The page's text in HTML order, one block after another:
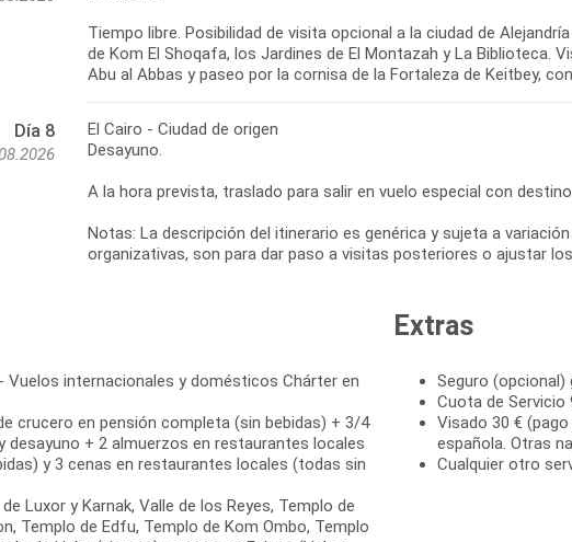
Tiempo libre. Posibilidad de visita opcional a la ciudad de
de Kom El Shoqafa, los Jardines de El Montazah y La Biblioteca.
Abu al Abbas y paseo por la cornisa de la Fortaleza de Keitbey,
Día 8
El Cairo - Ciudad de origen
Desayuno.
A la hora prevista, traslado para salir en vuelo especial con
Notas: La descripción del itinerario es genérica y sujeta a
Vuelos internacionales y domésticos Chárter en
crucero en pensión completa (sin bebidas) + 3/4
desayuno + 2 almuerzos en restaurantes locales
y 3 cenas en restaurantes locales (todas sin
Luxor y Karnak, Valle de los Reyes, Templo de
Templo de Edfu, Templo de Kom Ombo, Templo
Extras
Seguro
Cuota de
Visado 30 €
española. Otras
Cualquier otro